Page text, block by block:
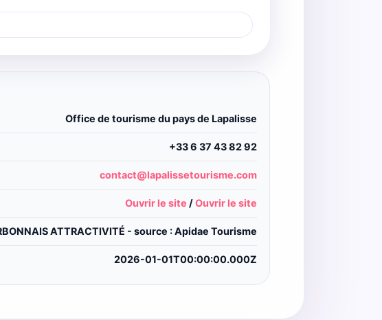
Office de tourisme du pays de Lapalisse
+33 6 37 43 82 92
contact@lapalissetourisme.com
Ouvrir le site /Ouvrir le site
ATTRACTIVITÉ - source : Apidae Tourisme
2026-01-01T00:00:00.000Z